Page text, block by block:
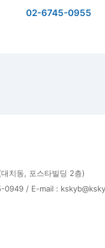
02-6745-0955
치동, 포스타빌딩 2층)
0949 / E-mail :